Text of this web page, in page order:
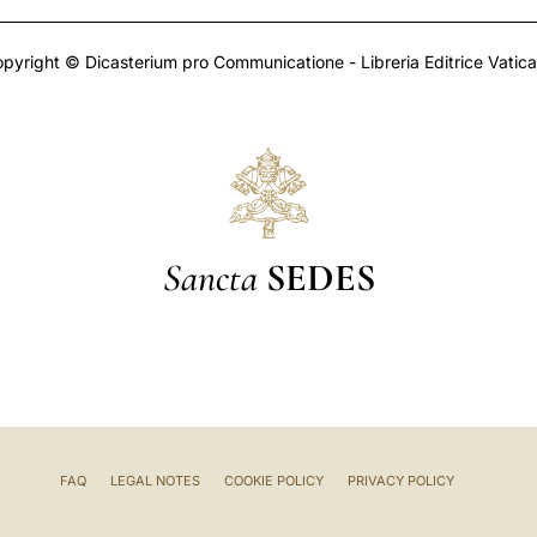
© Dicasterium pro Communicatione - Libreria Editrice
Sancta SEDES
FAQ LEGAL NOTES COOKIE POLICY PRIVACY POLICY